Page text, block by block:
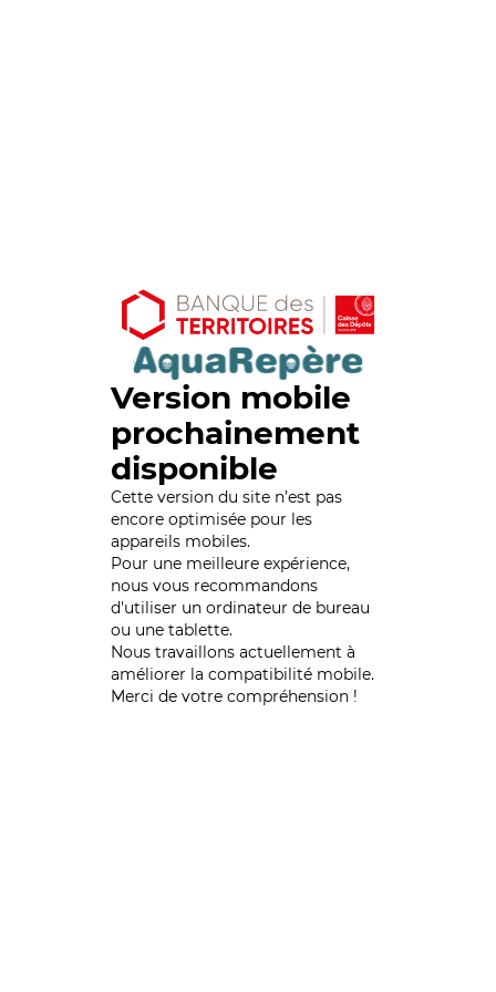
Version mobile
prochainement
disponible
Cette version du site n’est pas
encore optimisée pour les
appareils mobiles.
Pour une meilleure expérience,
nous vous recommandons
d'utiliser un ordinateur de bureau
ou une tablette.
Nous travaillons actuellement à
améliorer la compatibilité mobile.
Merci de votre compréhension !